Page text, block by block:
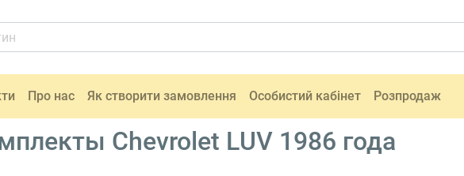
Про нас Як створити замовлення Особистий кабінет Розпродаж
Chevrolet LUV 1986 года